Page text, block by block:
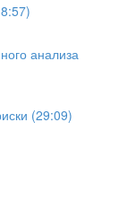
анализа
(29:09)